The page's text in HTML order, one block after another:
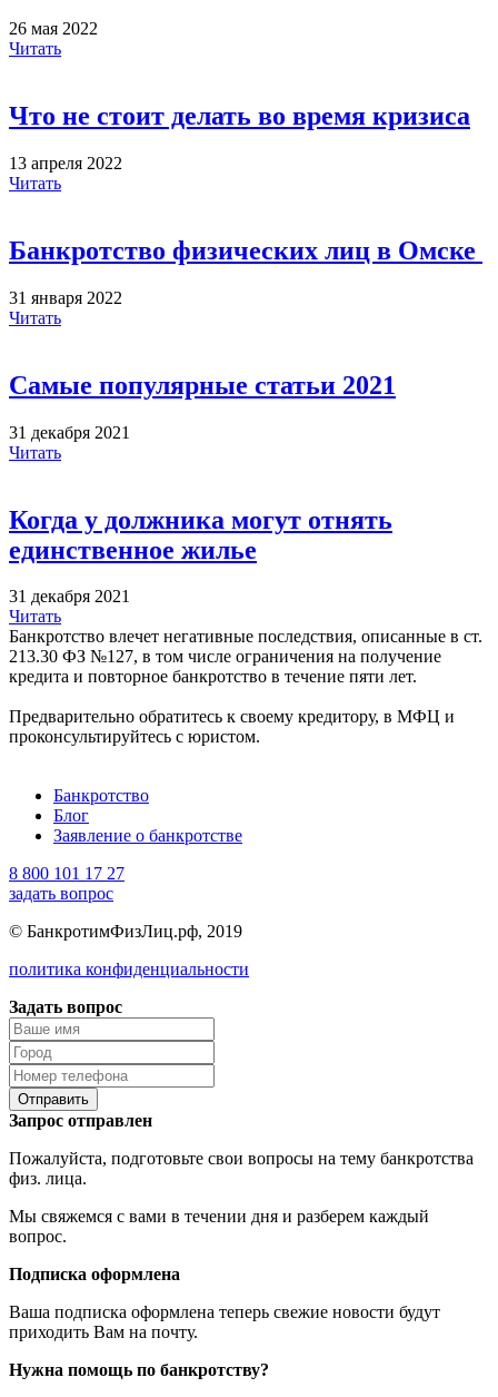
26 мая 2022
Читать
Что не стоит делать во время кризиса
13 апреля 2022
Читать
Банкротство физических лиц в Омске
31 января 2022
Читать
Самые популярные статьи 2021
31 декабря 2021
Читать
Когда у должника могут отнять
единственное жилье
31 декабря 2021
Читать
Банкротство влечет негативные последствия, описанные в ст.
213.30 ФЗ №127, в том числе ограничения на получение
кредита и повторное банкротство в течение пяти лет.
Предварительно обратитесь к своему кредитору, в МФЦ и
проконсультируйтесь с юристом.
Банкротство
Блог
Заявление о банкротстве
8 800 101 17 27
задать вопрос
© БанкротимФизЛиц.рф, 2019
политика конфиденциальности
Задать вопрос
Отправить
Запрос отправлен
Пожалуйста, подготовьте свои вопросы на тему банкротства
физ. лица.
Мы свяжемся с вами в течении дня и разберем каждый
вопрос.
Подписка оформлена
Ваша подписка оформлена теперь свежие новости будут
приходить Вам на почту.
Нужна помощь по банкротству?